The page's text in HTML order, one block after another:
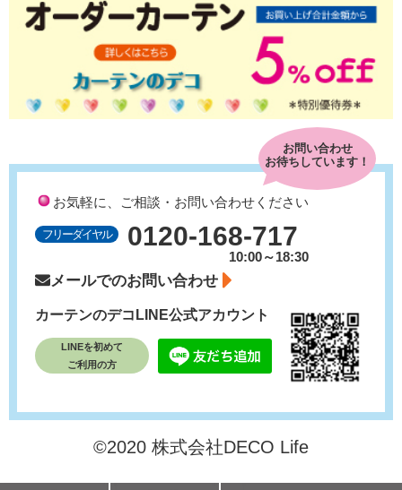
お問い合わせ
お待ちしています！
お気軽に、ご相談・お問い合わせください
フリーダイヤル 0120-168-717
10:00～18:30
メールでのお問い合わせ
カーテンのデコ LINE公式アカウント
LINEを初めて
ご利用の方
©2020 株式会社DECO Life